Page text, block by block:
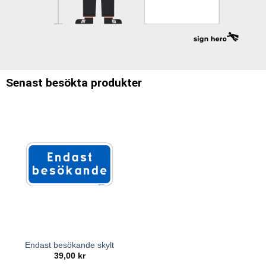
Senast besökta produkter
Endast besökande skylt
39,00 kr